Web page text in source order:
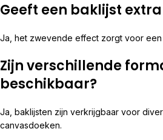
Geeft een baklijst
Ja, het zwevende effect zorgt voor een
Zijn verschillende
beschikbaar?
Ja, baklijsten zijn verkrijgbaar voor
canvasdoeken.